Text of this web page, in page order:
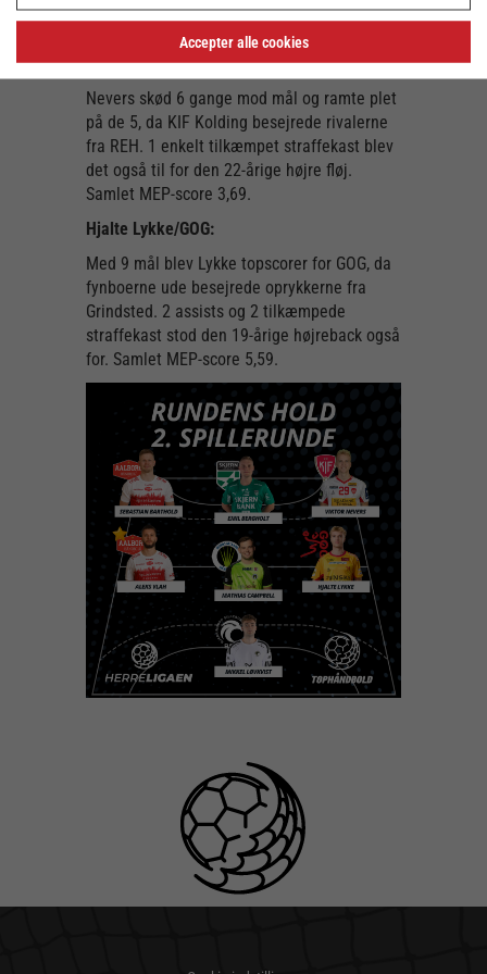
også havde næstsidste hånd på et enkelt
mål. Samlet MEP-score 6,47.
Viktor Nevers/KIF:
Nevers skød 6 gange mod mål og ramte plet
på de 5, da KIF Kolding besejrede rivalerne
fra REH. 1 enkelt tilkæmpet straffekast blev
det også til for den 22-årige højre fløj.
Samlet MEP-score 3,69.
Hjalte Lykke/GOG:
Med 9 mål blev Lykke topscorer for GOG, da
fynboerne ude besejrede oprykkerne fra
Grindsted. 2 assists og 2 tilkæmpede
straffekast stod den 19-årige højreback også
for. Samlet MEP-score 5,59.
Accepter alle cookies